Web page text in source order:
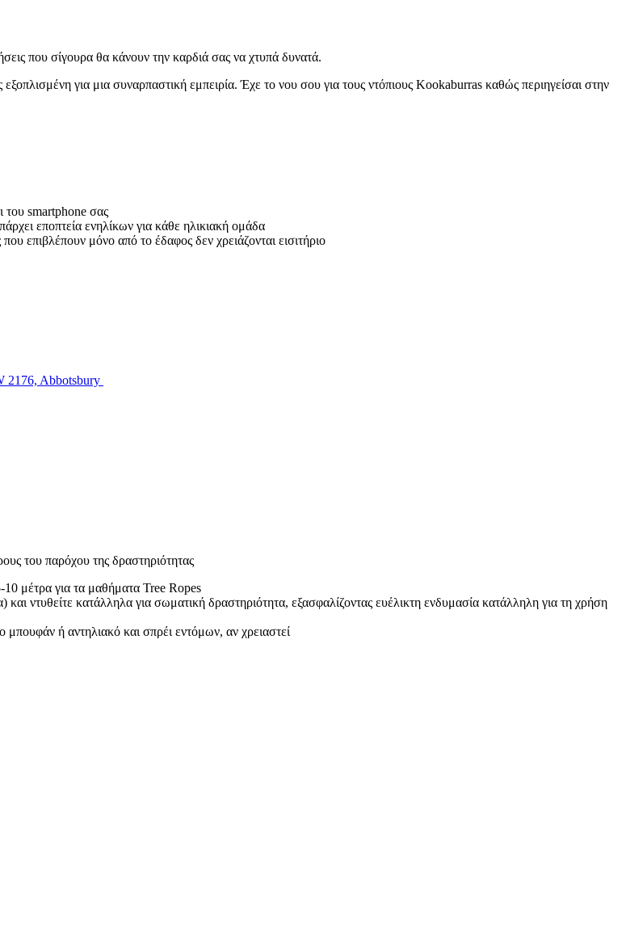
που σίγουρα θα κάνουν την καρδιά σας να χτυπά δυνατά.
για μια συναρπαστική εμπειρία. Έχε το νου σου για τους ντόπιους Kookaburras καθώς περιηγείσαι στην
του smartphone σας
εποπτεία ενηλίκων για κάθε ηλικιακή ομάδα
επιβλέπουν μόνο από το έδαφος δεν χρειάζονται εισιτήριο
2176, Abbotsbury
του παρόχου της δραστηριότητας
μέτρα για τα μαθήματα Tree Ropes
ντυθείτε κατάλληλα για σωματική δραστηριότητα, εξασφαλίζοντας ευέλικτη ενδυμασία κατάλληλη για τη χρήση
μπουφάν ή αντηλιακό και σπρέι εντόμων, αν χρειαστεί